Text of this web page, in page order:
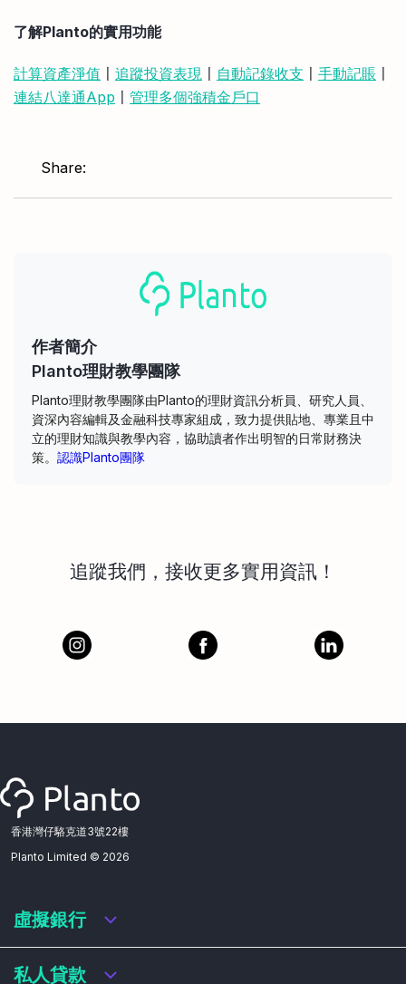
了解Planto的實用功能
計算資產淨值 〡 追蹤投資表現 〡 自動記錄收支 〡 手動記賬 〡
連結八達通App 〡 管理多個強積金戶口
Share:
作者簡介
Planto理財教學團隊
Planto理財教學團隊由Planto的理財資訊分析員、研究人員、
資深內容編輯及金融科技專家組成，致力提供貼地、專業且中
立的理財知識與教學內容，協助讀者作出明智的日常財務決
策。 認識Planto團隊
追蹤我們，接收更多實用資訊！
香港灣仔駱克道3號22樓
Planto Limited © 2026
虛擬銀行
虛擬銀行迎新優惠
私人貸款